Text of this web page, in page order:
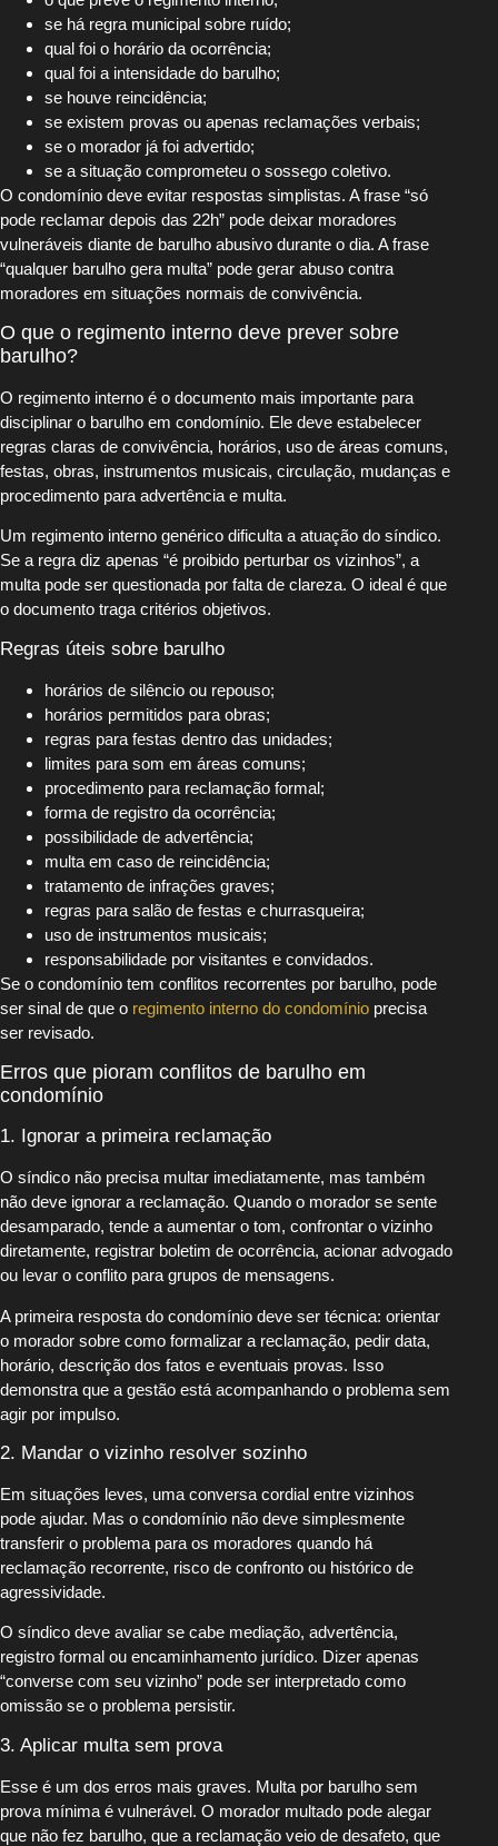
se há regra municipal sobre ruído;
qual foi o horário da ocorrência;
qual foi a intensidade do barulho;
se houve reincidência;
se existem provas ou apenas reclamações verbais;
se o morador já foi advertido;
se a situação comprometeu o sossego coletivo.
O condomínio deve evitar respostas simplistas. A frase “só
pode reclamar depois das 22h” pode deixar moradores
vulneráveis diante de barulho abusivo durante o dia. A frase
“qualquer barulho gera multa” pode gerar abuso contra
moradores em situações normais de convivência.
O que o regimento interno deve prever sobre
barulho?
O regimento interno é o documento mais importante para
disciplinar o barulho em condomínio. Ele deve estabelecer
regras claras de convivência, horários, uso de áreas comuns,
festas, obras, instrumentos musicais, circulação, mudanças e
procedimento para advertência e multa.
Um regimento interno genérico dificulta a atuação do síndico.
Se a regra diz apenas “é proibido perturbar os vizinhos”, a
multa pode ser questionada por falta de clareza. O ideal é que
o documento traga critérios objetivos.
Regras úteis sobre barulho
horários de silêncio ou repouso;
horários permitidos para obras;
regras para festas dentro das unidades;
limites para som em áreas comuns;
procedimento para reclamação formal;
forma de registro da ocorrência;
possibilidade de advertência;
multa em caso de reincidência;
tratamento de infrações graves;
regras para salão de festas e churrasqueira;
uso de instrumentos musicais;
responsabilidade por visitantes e convidados.
Se o condomínio tem conflitos recorrentes por barulho, pode
ser sinal de que o regimento interno do condomínio precisa
ser revisado.
Erros que pioram conflitos de barulho em
condomínio
1. Ignorar a primeira reclamação
O síndico não precisa multar imediatamente, mas também
não deve ignorar a reclamação. Quando o morador se sente
desamparado, tende a aumentar o tom, confrontar o vizinho
diretamente, registrar boletim de ocorrência, acionar advogado
ou levar o conflito para grupos de mensagens.
A primeira resposta do condomínio deve ser técnica: orientar
o morador sobre como formalizar a reclamação, pedir data,
horário, descrição dos fatos e eventuais provas. Isso
demonstra que a gestão está acompanhando o problema sem
agir por impulso.
2. Mandar o vizinho resolver sozinho
Em situações leves, uma conversa cordial entre vizinhos
pode ajudar. Mas o condomínio não deve simplesmente
transferir o problema para os moradores quando há
reclamação recorrente, risco de confronto ou histórico de
agressividade.
O síndico deve avaliar se cabe mediação, advertência,
registro formal ou encaminhamento jurídico. Dizer apenas
“converse com seu vizinho” pode ser interpretado como
omissão se o problema persistir.
3. Aplicar multa sem prova
Esse é um dos erros mais graves. Multa por barulho sem
prova mínima é vulnerável. O morador multado pode alegar
que não fez barulho, que a reclamação veio de desafeto, que